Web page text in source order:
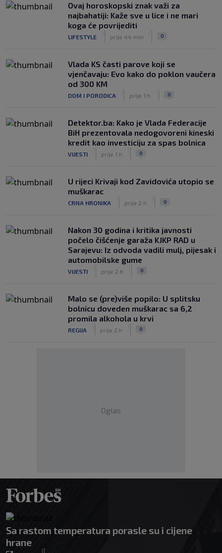
Ovaj horoskopski znak važi za
najbahatiji: Kaže sve u lice i ne mari
koga će povrijediti
LIFESTYLE prije 44 min 0
Vlada KS časti parove koji se
vjenčavaju: Evo kako do poklon vaučera
od 300 KM
DOM I PORODICA prije 1 h 0
Detektor.ba: Kako je Vlada Federacije
BiH prezentovala nedogovoreni kineski
kredit kao investiciju za spas bolnica
VIJESTI prije 1 h 0
U rijeci Krivaji kod Zavidovića utopio se
muškarac
CRNA HRONIKA prije 2 h 0
Nakon 30 godina i kritika javnosti
počelo čišćenje garaža KJKP RAD u
Sarajevu: Iz odvoda vadili mulj, pijesak i
automobilske gume
VIJESTI prije 2 h 0
Malo se (pre)više popilo: U splitsku
bolnicu doveden muškarac sa 6,2
promila alkohola u krvi
REGIJA prije 2 h 0
Oglas
Sa rastom temperatura porasle su i cijene
hrane
|